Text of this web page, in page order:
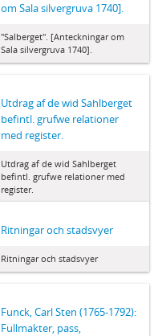
om Sala silvergruva 1740].
"Salberget". [Anteckningar om
Sala silvergruva 1740].
Utdrag af de wid Sahlberget
befintl. grufwe relationer
med register.
Utdrag af de wid Sahlberget
befintl. grufwe relationer med
register.
Ritningar och stadsvyer
Ritningar och stadsvyer
Funck, Carl Sten (1765-1792):
Fullmakter, pass,